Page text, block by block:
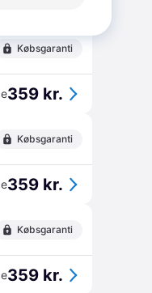
Købsgaranti
359 kr.
Købsgaranti
359 kr.
Købsgaranti
359 kr.